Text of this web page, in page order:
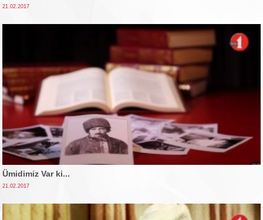
21.02.2017
Ümidimiz Var ki...
21.02.2017